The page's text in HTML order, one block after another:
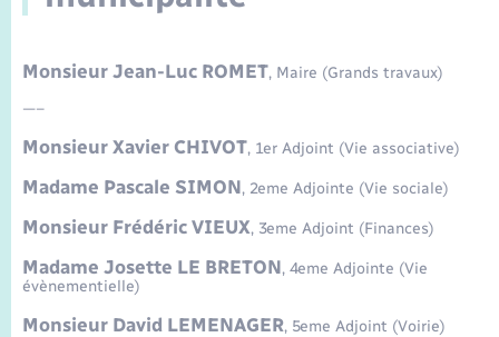
Jeunesse
Etat-civil - Papiers - Citoyenneté
Parrainage civil
Recensement
Loisirs
Tourisme
Nouvel habitant
Numérique
Travaux - Autorisation d’occupation de l’espace
Plan interactif
Présentation de la commune
Publications
La Communauté de communes
Monsieur Jean-Luc ROMET, Maire (Grands travaux)
—–
Monsieur Xavier CHIVOT, 1er Adjoint (Vie associative)
Madame Pascale SIMON, 2eme Adjointe (Vie sociale)
Monsieur Frédéric VIEUX, 3eme Adjoint (Finances)
Madame Josette LE BRETON, 4eme Adjointe (Vie
évènementielle)
Monsieur David LEMENAGER, 5eme Adjoint (Voirie)